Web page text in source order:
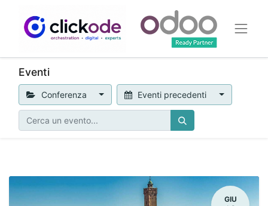
Eventi
Conferenza Eventi precedenti
GIU